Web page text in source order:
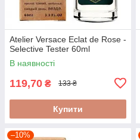
Atelier Versace Eclat de Rose -
Selective Tester 60ml
В наявності
119,70 ₴ 133 ₴
Купити
–10%